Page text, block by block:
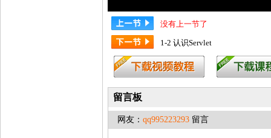
没有上一节了
1-2 认识Servlet
留言板
网友： qq995223293 留言